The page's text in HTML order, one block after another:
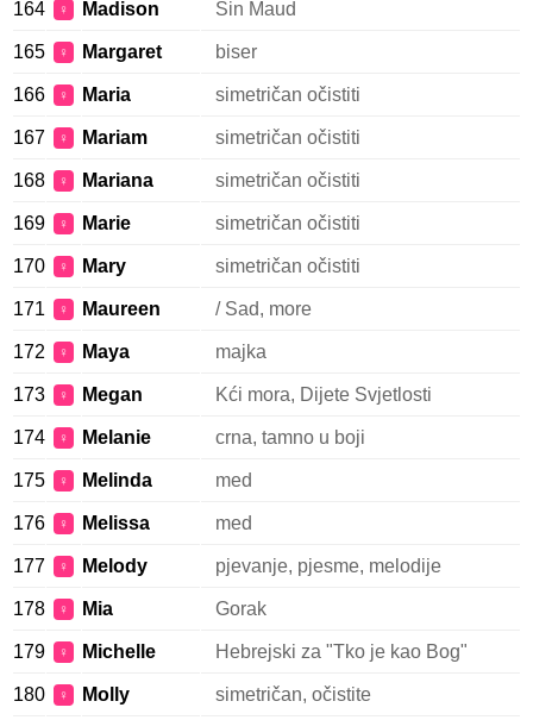
164 ♀ Madison Sin Maud
165 ♀ Margaret biser
166 ♀ Maria simetričan očistiti
167 ♀ Mariam simetričan očistiti
168 ♀ Mariana simetričan očistiti
169 ♀ Marie simetričan očistiti
170 ♀ Mary simetričan očistiti
171 ♀ Maureen / Sad, more
172 ♀ Maya majka
173 ♀ Megan Kći mora, Dijete Svjetlosti
174 ♀ Melanie crna, tamno u boji
175 ♀ Melinda med
176 ♀ Melissa med
177 ♀ Melody pjevanje, pjesme, melodije
178 ♀ Mia Gorak
179 ♀ Michelle Hebrejski za "Tko je kao Bog"
180 ♀ Molly simetričan, očistite